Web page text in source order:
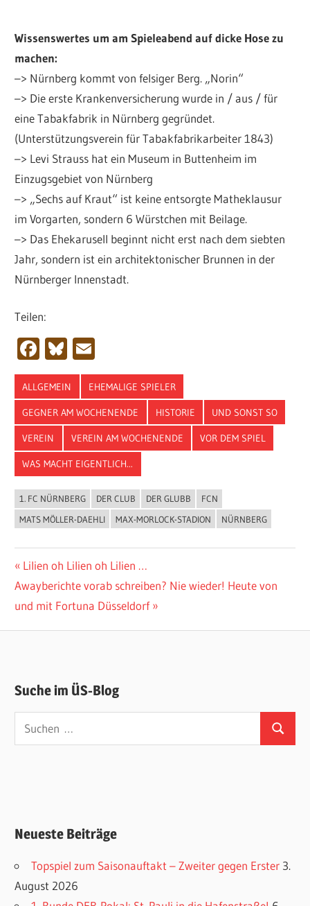
Wissenswertes um am Spieleabend auf dicke Hose zu
machen:
–> Nürnberg kommt von felsiger Berg. „Norin“
–> Die erste Krankenversicherung wurde in / aus / für
eine Tabakfabrik in Nürnberg gegründet.
(Unterstützungsverein für Tabakfabrikarbeiter 1843)
–> Levi Strauss hat ein Museum in Buttenheim im
Einzugsgebiet von Nürnberg
–> „Sechs auf Kraut“ ist keine entsorgte Matheklausur
im Vorgarten, sondern 6 Würstchen mit Beilage.
–> Das Ehekarusell beginnt nicht erst nach dem siebten
Jahr, sondern ist ein architektonischer Brunnen in der
Nürnberger Innenstadt.
Teilen:
Facebook
Bluesky
ALLGEMEIN EHEMALIGE SPIELER
GEGNER AM WOCHENENDE HISTORIE UND SONST SO
VEREIN VEREIN AM WOCHENENDE VOR DEM SPIEL
WAS MACHT EIGENTLICH...
1. FC NÜRNBERG DER CLUB DER GLUBB
FCN
MATS MÖLLER-DAEHLI
MAX-MORLOCK-STADION NÜRNBERG
Beitragsnavigation
Vorheriger
Beitrag:
Lilien oh Lilien oh Lilien …
Nächster
Beitrag:
Awayberichte vorab schreiben? Nie wieder! Heute von
und mit Fortuna Düsseldorf
Suche im ÜS-Blog
Suchen
nach:
Suchen
Neueste Beiträge
Topspiel zum Saisonauftakt – Zweiter gegen Erster 3.
August 2026